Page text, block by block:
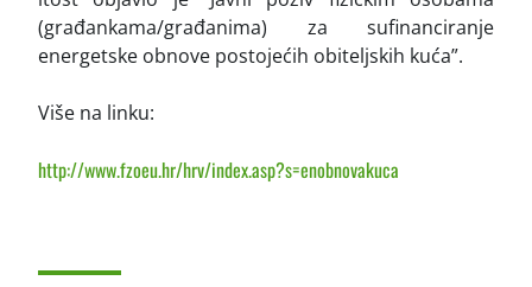
(građankama/građanima) za sufinanciranje
energetske obnove postojećih obiteljskih kuća”.
Više na linku:
http://www.fzoeu.hr/hrv/index.asp?s=enobnovakuca